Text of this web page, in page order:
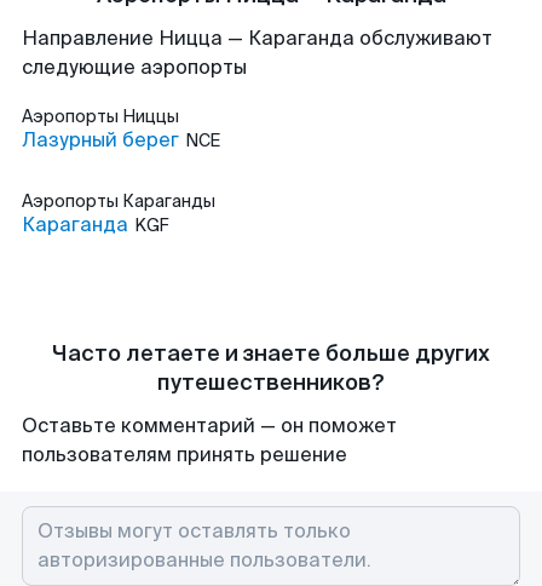
Направление Ницца — Караганда обслуживают
следующие аэропорты
Аэропорты Ниццы
Лазурный берег NCE
Аэропорты Караганды
Караганда KGF
Часто летаете и знаете больше других
путешественников?
Оставьте комментарий — он поможет
пользователям принять решение